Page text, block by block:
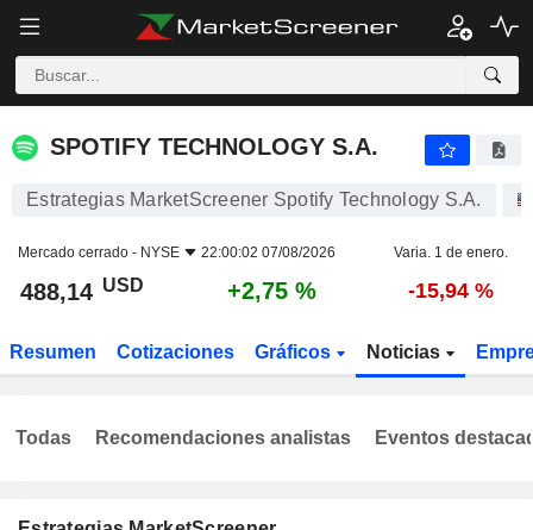
SPOTIFY TECHNOLOGY S.A.
SPOTIFY TECHNOLOGY S.A.
Estrategias MarketScreener Spotify Technology S.A.
Mercado cerrado - NYSE 22:00:02 07/08/2026 Varia. 1 de enero.
488,14 USD +2,75 % -15,94 %
Resumen Cotizaciones Gráficos Noticias
Todas Recomendaciones analistas Eventos